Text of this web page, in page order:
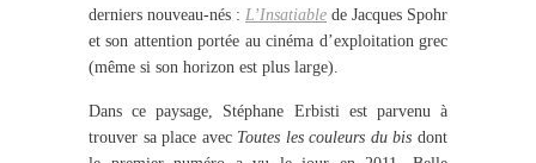
derniers nouveau-nés : L’Insatiable de Jacques Spohr
et son attention portée au cinéma d’exploitation grec
(même si son horizon est plus large).
Dans ce paysage, Stéphane Erbisti est parvenu à
trouver sa place avec Toutes les couleurs du bis dont